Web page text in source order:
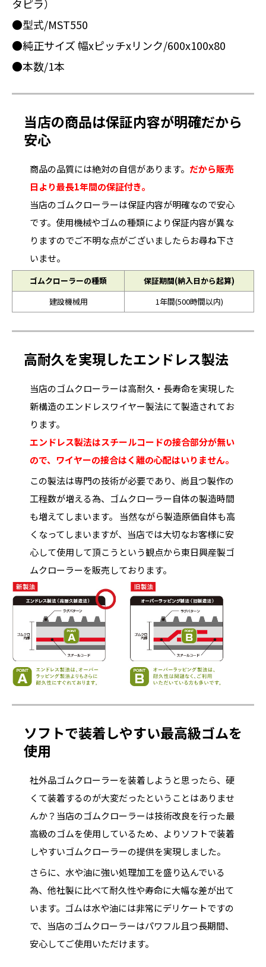
タピラ）
●型式/MST550
●純正サイズ 幅xピッチxリンク/600x100x80
●本数/1本
当店の商品は保証内容が明確だから
安心
商品の品質には絶対の自信があります。 だから販売
日より最長1年間の保証付き。
当店のゴムクローラーは保証内容が明確なので安心
です。使用機械やゴムの種類により保証内容が異な
りますのでご不明な点がございましたらお尋ね下さ
いませ。
ゴムクローラーの種類
保証期間(納入日から起算)
建設機械用
1年間(500時間以内)
高耐久を実現したエンドレス製法
当店のゴムクローラーは高耐久・長寿命を実現した
新構造のエンドレスワイヤー製法にて製造されてお
ります。
エンドレス製法はスチールコードの接合部分が無い
ので、ワイヤーの接合はく離の心配はいりません。
この製法は専門の技術が必要であり、尚且つ製作の
工程数が増える為、ゴムクローラー自体の製造時間
も増えてしまいます。 当然ながら製造原価自体も高
くなってしまいますが、当店では大切なお客様に安
心して使用して頂こうという観点から東日興産製ゴ
ムクローラーを販売しております。
ソフトで装着しやすい最高級ゴムを
使用
社外品ゴムクローラーを装着しようと思ったら、硬
くて装着するのが大変だったということはありませ
んか？当店のゴムクローラーは技術改良を行った最
高級のゴムを使用しているため、よりソフトで装着
しやすいゴムクローラーの提供を実現しました。
さらに、水や油に強い処理加工を盛り込んでいる
為、他社製に比べて耐久性や寿命に大幅な差が出て
います。ゴムは水や油には非常にデリケートですの
で、当店のゴムクローラーはパワフル且つ長期間、
安心してご使用いただけます。